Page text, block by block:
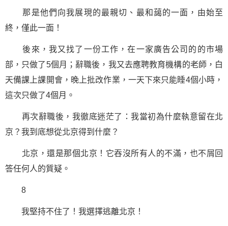
那是他們向我展現的最親切、最和藹的一面，由始至
終，僅此一面！
後來，我又找了一份工作，在一家廣告公司的的市場
部，只做了5個月；辭職後，我又去應聘教育機構的老師，白
天備課上課開會，晚上批改作業，一天下來只能睡4個小時，
這次只做了4個月。
再次辭職後，我徹底迷茫了：我當初為什麼執意留在北
京？我到底想從北京得到什麼？
北京，還是那個北京！它吞沒所有人的不滿，也不屑回
答任何人的質疑。
8
我堅持不住了！我選擇逃離北京！